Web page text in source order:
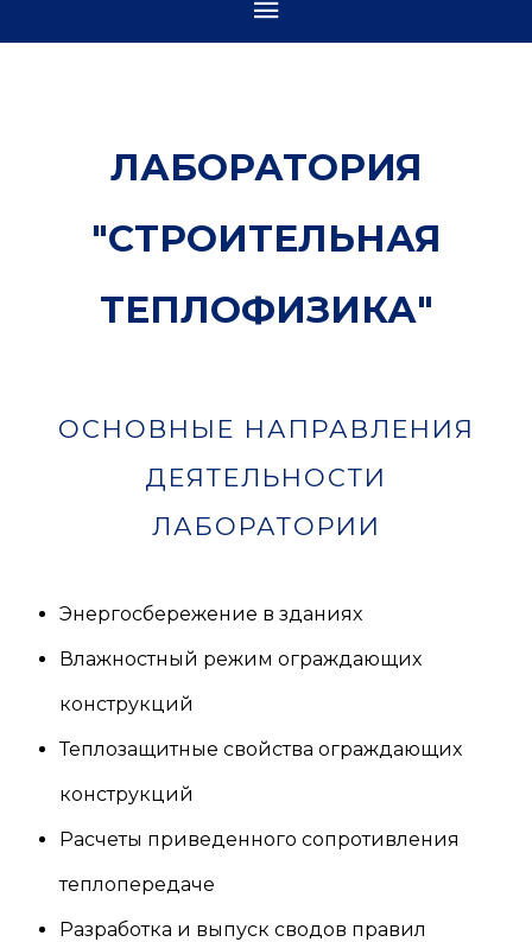
ЛАБОРАТОРИЯ
"СТРОИТЕЛЬНАЯ
ТЕПЛОФИЗИКА"
ОСНОВНЫЕ НАПРАВЛЕНИЯ
ДЕЯТЕЛЬНОСТИ
ЛАБОРАТОРИИ
Энергосбережение в зданиях
Влажностный режим ограждающих
конструкций
Теплозащитные свойства ограждающих
конструкций
Расчеты приведенного сопротивления
теплопередаче
Разработка и выпуск сводов правил